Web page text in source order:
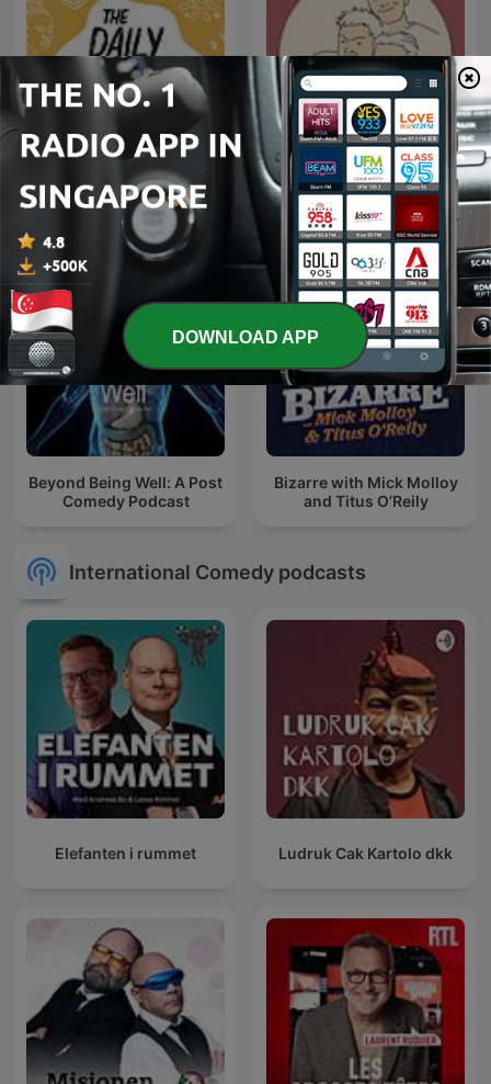
The Daily Ketchup 同志悄悄話 PodGayster
Beyond Being Well: A Post
Comedy Podcast
Bizarre with Mick Molloy
and Titus O’Reily
International Comedy podcasts
Elefanten i rummet Ludruk Cak Kartolo dkk
DOWNLOAD APP